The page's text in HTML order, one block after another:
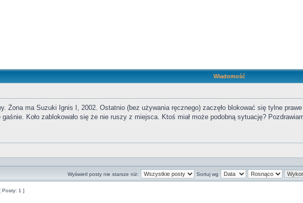
Wiadomość
Żona ma Suzuki Ignis I, 2002. Ostatnio (bez używania ręcznego) zaczęło blokować się tylne
Koło zablokowało się że nie ruszy z miejsca. Ktoś miał może podobną sytuację?
Wyświetl posty nie starsze niż:
Sortuj wg
Posty: 1 ]